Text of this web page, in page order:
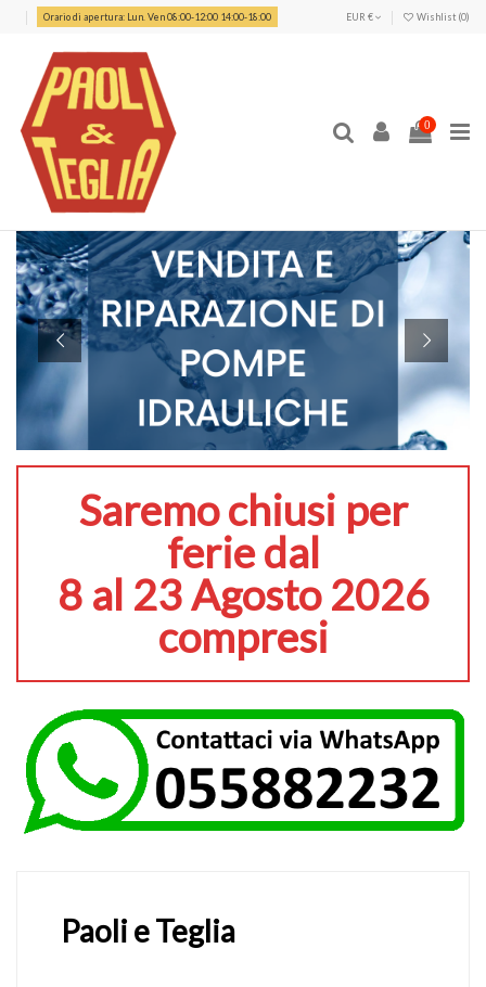
Orario di apertura: Lun. Ven 08:00-12:00 14:00-18:00 EUR € Wishlist (0)
0
Saremo chiusi per
ferie dal
8 al 23 Agosto 2026
compresi
Paoli e Teglia